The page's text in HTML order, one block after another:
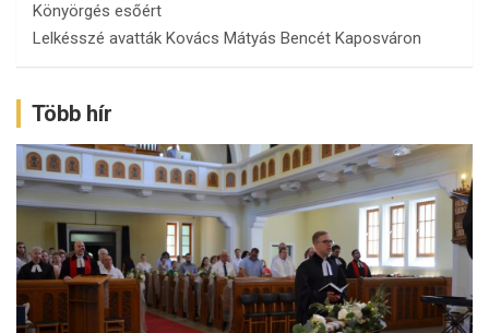
Könyörgés esőért
Lelkésszé avatták Kovács Mátyás Bencét Kaposváron
Több hír